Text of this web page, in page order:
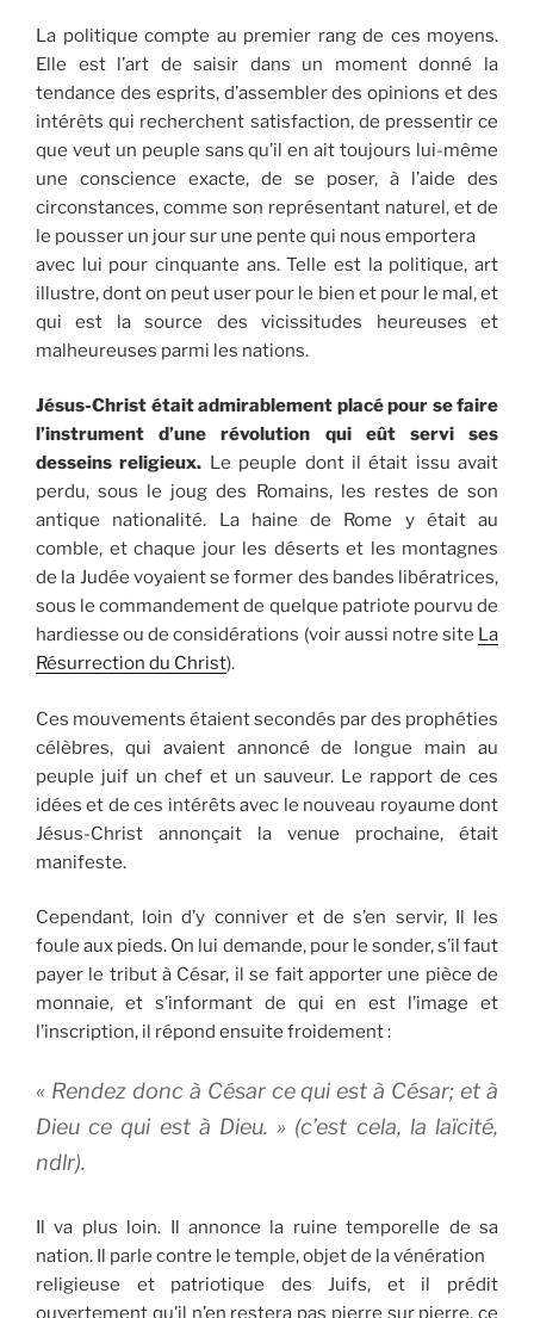
La politique compte au premier rang de ces moyens.
Elle est l’art de saisir dans un moment donné la
tendance des esprits, d’assembler des opinions et des
intérêts qui recherchent satisfaction, de pressentir ce
que veut un peuple sans qu’il en ait toujours lui-même
une conscience exacte, de se poser, à l’aide des
circonstances, comme son représentant naturel, et de
le pousser un jour sur une pente qui nous emportera
avec lui pour cinquante ans. Telle est la politique, art
illustre, dont on peut user pour le bien et pour le mal, et
qui est la source des vicissitudes heureuses et
malheureuses parmi les nations.
Jésus-Christ était admirablement placé pour se faire
l’instrument d’une révolution qui eût servi ses
desseins religieux. Le peuple dont il était issu avait
perdu, sous le joug des Romains, les restes de son
antique nationalité. La haine de Rome y était au
comble, et chaque jour les déserts et les montagnes
de la Judée voyaient se former des bandes libératrices,
sous le commandement de quelque patriote pourvu de
hardiesse ou de considérations (voir aussi notre site La
Résurrection du Christ).
Ces mouvements étaient secondés par des prophéties
célèbres, qui avaient annoncé de longue main au
peuple juif un chef et un sauveur. Le rapport de ces
idées et de ces intérêts avec le nouveau royaume dont
Jésus-Christ annonçait la venue prochaine, était
manifeste.
Cependant, loin d’y conniver et de s’en servir, Il les
foule aux pieds. On lui demande, pour le sonder, s’il faut
payer le tribut à César, il se fait apporter une pièce de
monnaie, et s’informant de qui en est l’image et
l’inscription, il répond ensuite froidement :
« Rendez donc à César ce qui est à César; et à
Dieu ce qui est à Dieu. » (c’est cela, la laïcité,
ndlr).
Il va plus loin. Il annonce la ruine temporelle de sa
nation. Il parle contre le temple, objet de la vénération
religieuse et patriotique des Juifs, et il prédit
ouvertement qu’il n’en restera pas pierre sur pierre, ce